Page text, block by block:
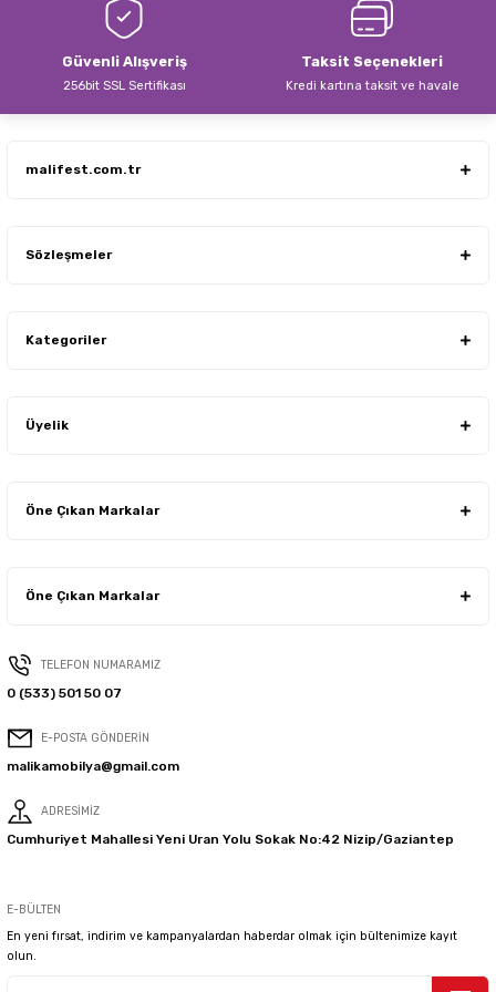
Güvenli Alışveriş
256bit SSL Sertifikası
Taksit Seçenekleri
Kredi kartına taksit ve havale
malifest.com.tr
Sözleşmeler
Kategoriler
Üyelik
Öne Çıkan Markalar
Öne Çıkan Markalar
TELEFON NUMARAMIZ
0 (533) 501 50 07
E-POSTA GÖNDERİN
malikamobilya@gmail.com
ADRESİMİZ
Cumhuriyet Mahallesi Yeni Uran Yolu Sokak No:42 Nizip/Gaziantep
E-BÜLTEN
En yeni fırsat, indirim ve kampanyalardan haberdar olmak için bültenimize kayıt
olun.